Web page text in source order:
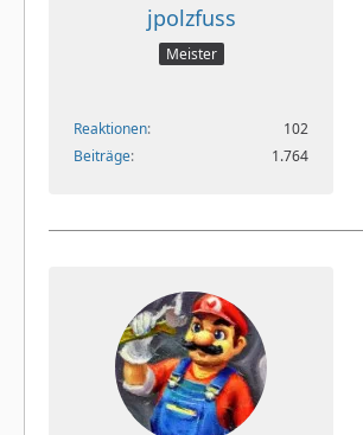
jpolzfuss
Meister
Reaktionen
102
Beiträge
1.764